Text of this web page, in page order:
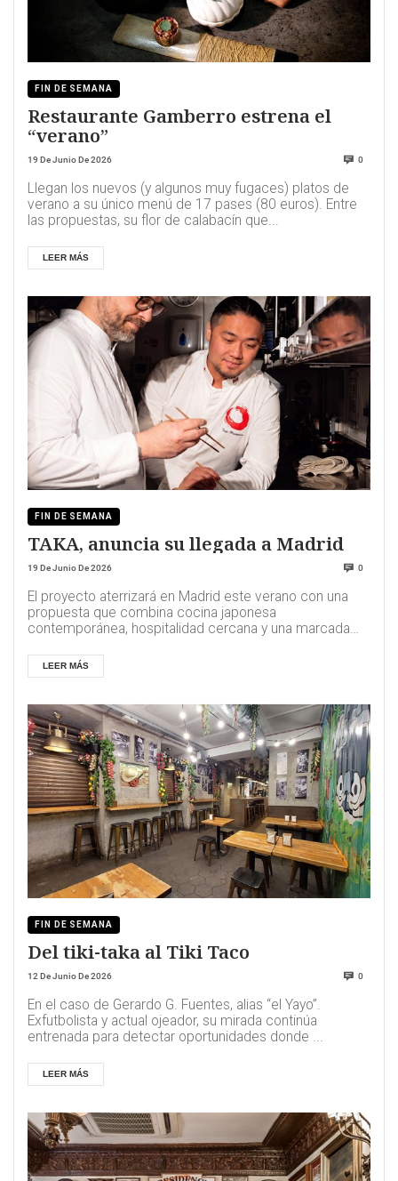
FIN DE SEMANA
Restaurante Gamberro estrena el
“verano”
19 De Junio De 2026 0
Llegan los nuevos (y algunos muy fugaces) platos de
verano a su único menú de 17 pases (80 euros). Entre
las propuestas, su flor de calabacín que...
LEER MÁS
FIN DE SEMANA
TAKA, anuncia su llegada a Madrid
19 De Junio De 2026 0
El proyecto aterrizará en Madrid este verano con una
propuesta que combina cocina japonesa
contemporánea, hospitalidad cercana y una marcada
LEER MÁS
FIN DE SEMANA
Del tiki-taka al Tiki Taco
12 De Junio De 2026 0
En el caso de Gerardo G. Fuentes, alias “el Yayo”.
Exfutbolista y actual ojeador, su mirada continúa
entrenada para detectar oportunidades donde ...
LEER MÁS